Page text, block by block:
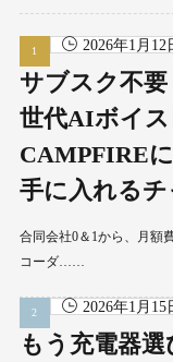
2026年1月12
サブスク不
世代AIボイ
CAMPFIRE
手に入れるチ
合同会社0＆1から、月額
コーダ……
2026年1月15
もう充電器